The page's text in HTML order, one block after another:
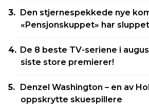
Den stjernespekkede nye
«Pensjonskuppet» har
De 8 beste TV-seriene i
siste store premierer!
Denzel Washington – en av
oppskrytte skuespillere